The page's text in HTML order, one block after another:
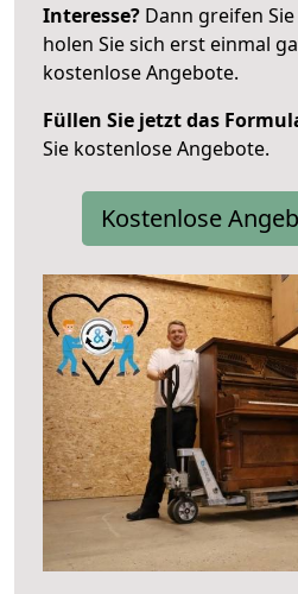
Interesse? Dann greifen
holen Sie sich erst einmal
kostenlose Angebote.
Füllen Sie jetzt das
Sie kostenlose Angebote.
Kostenlose